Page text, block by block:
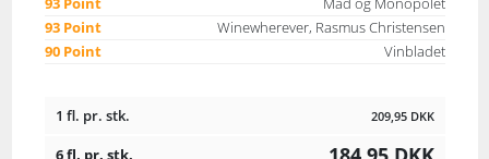
93 Point
Mad og Monopolet
93 Point
Winewherever, Rasmus Christensen
90 Point
Vinbladet
1 fl. pr. stk. 209,95 DKK
6 fl. pr. stk.